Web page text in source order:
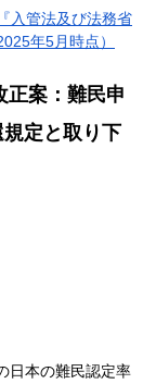
入管法及び法務省
年5月時点）
正案：難民申
定と取り下
日本の難民認定率